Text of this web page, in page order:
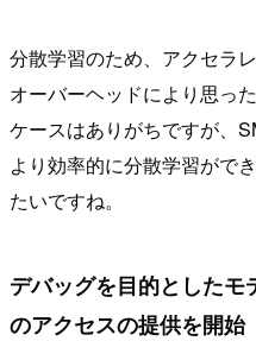
分散学習のため、アクセラ
オーバーヘッドにより思っ
ケースはありがちですが、
より効率的に分散学習がで
たいですね。
デバッグを目的とした
のアクセスの提供を開始